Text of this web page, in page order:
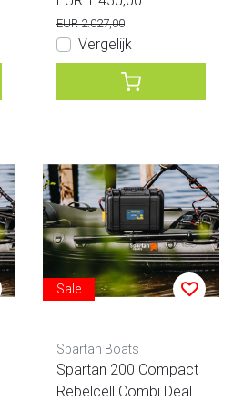
EUR 2.027,00
Vergelijk
Sale
Spartan Boats
Spartan 200 Compact
Rebelcell Combi Deal